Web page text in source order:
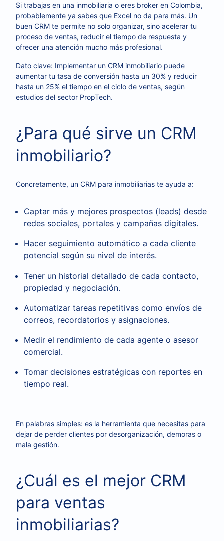
Si trabajas en una inmobiliaria o eres broker en Colombia,
probablemente ya sabes que Excel no da para más. Un
buen CRM te permite no solo organizar, sino acelerar tu
proceso de ventas, reducir el tiempo de respuesta y
ofrecer una atención mucho más profesional.
Dato clave: Implementar un CRM inmobiliario puede
aumentar tu tasa de conversión hasta un 30% y reducir
hasta un 25% el tiempo en el ciclo de ventas, según
estudios del sector PropTech.
¿Para qué sirve un CRM
inmobiliario?
Concretamente, un CRM para inmobiliarias te ayuda a:
Captar más y mejores prospectos (leads) desde
redes sociales, portales y campañas digitales.
Hacer seguimiento automático a cada cliente
potencial según su nivel de interés.
Tener un historial detallado de cada contacto,
propiedad y negociación.
Automatizar tareas repetitivas como envíos de
correos, recordatorios y asignaciones.
Medir el rendimiento de cada agente o asesor
comercial.
Tomar decisiones estratégicas con reportes en
tiempo real.
En palabras simples: es la herramienta que necesitas para
dejar de perder clientes por desorganización, demoras o
mala gestión.
¿Cuál es el mejor CRM
para ventas
inmobiliarias?